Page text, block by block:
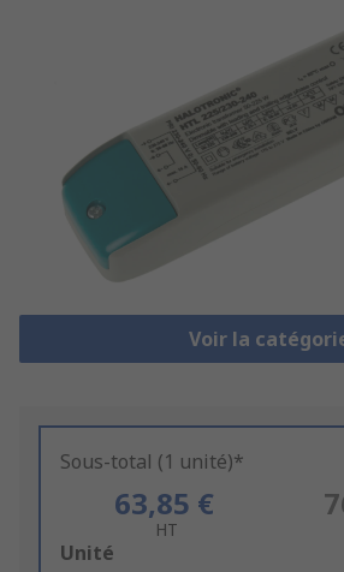
Voir la
Sous-total (1 unité)*
63,85 €
HT
Add
Unité